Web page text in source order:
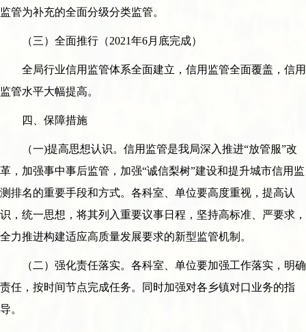
监管为补充的全面分级分类监管。
（三）全面推行（2021年6月底完成）
全局行业信用监管体系全面建立，信用监管全面覆盖，信用
监管水平大幅提高。
四、保障措施
（一)提高思想认识。信用监管是我局深入推进“放管服”改
革，加强事中事后监管，加强“诚信梨树”建设和提升城市信用监
测排名的重要手段和方式。各科室、单位要高度重视，提高认
识，统一思想，将其列入重要议事日程，坚持高标准、严要求，
全力推进构建适应高质量发展要求的新型监管机制。
（二）强化责任落实。各科室、单位要加强工作落实，明确
责任，按时间节点完成任务。同时加强对各乡镇对口业务的指
导。